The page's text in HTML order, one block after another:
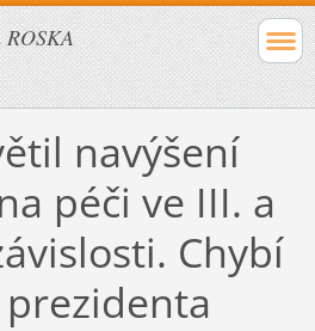
navýšení
péči ve III. a
Chybí